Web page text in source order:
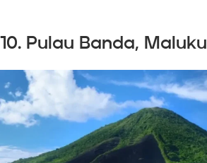
10. Pulau Banda, Maluku